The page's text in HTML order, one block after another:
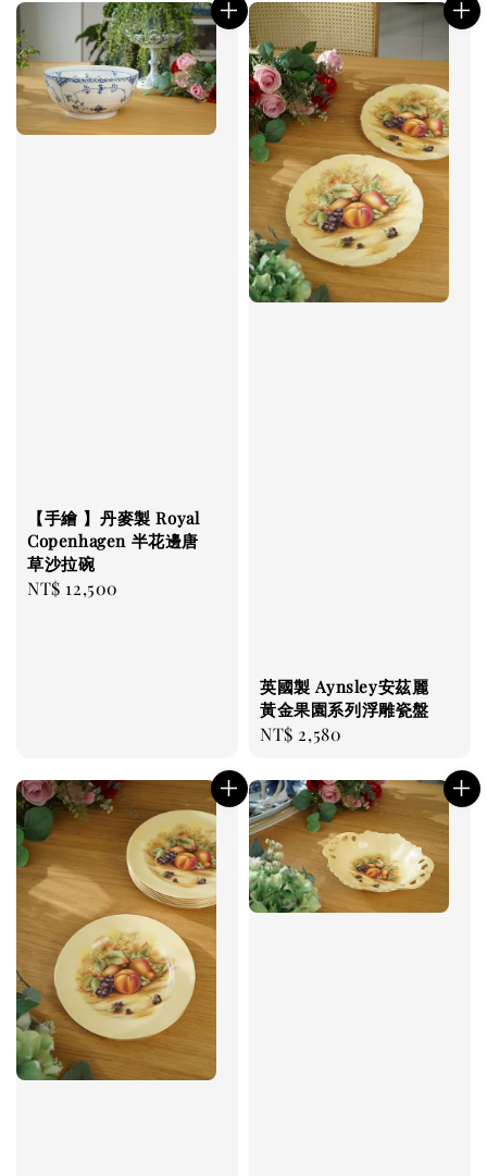
【手繪 】丹麥製 Royal
Copenhagen 半花邊唐
草沙拉碗
Regular
NT$ 12,500
英國製 Aynsley安茲麗
黃金果園系列浮雕瓷盤
Regular
NT$ 2,580